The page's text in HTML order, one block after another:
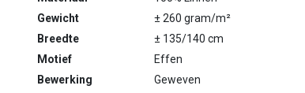
Gewicht
± 260 gram/m²
Breedte
± 135/140 cm
Motief
Effen
Bewerking
Geweven